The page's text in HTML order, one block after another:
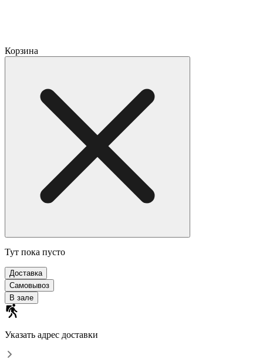
Корзина
Тут пока пусто
Доставка
Самовывоз
В зале
Указать адрес доставки